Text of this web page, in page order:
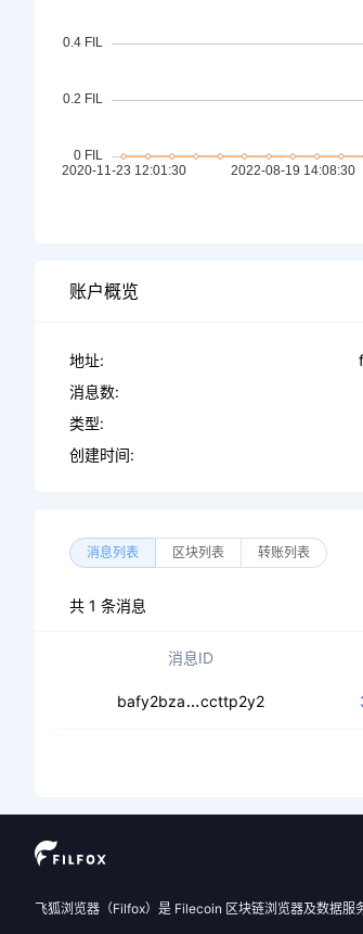
账户概览
地址:
消息数:
类型:
创建时间:
消息列表 区块列表 转账列表
共 1 条消息
消息ID
bafy2bza ccttp2y2
飞狐浏览器（Filfox）是 Filecoin 区块链浏览器及数据服